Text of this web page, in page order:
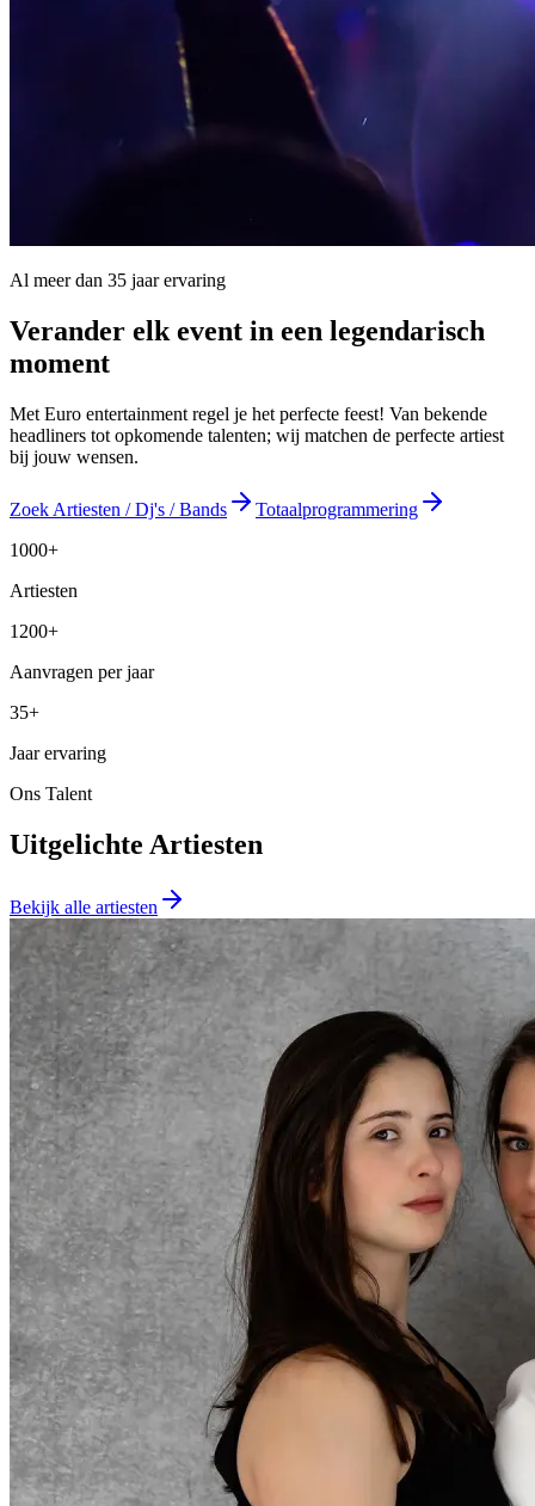
Al meer dan 35 jaar ervaring
Verander elk event in een legendarisch
moment
Met Euro entertainment regel je het perfecte feest! Van bekende
headliners tot opkomende talenten; wij matchen de perfecte artiest
bij jouw wensen.
Zoek Artiesten / Dj's / Bands
Totaalprogrammering
1000+
Artiesten
1200+
Aanvragen per jaar
35+
Jaar ervaring
Ons Talent
Uitgelichte Artiesten
Bekijk alle artiesten